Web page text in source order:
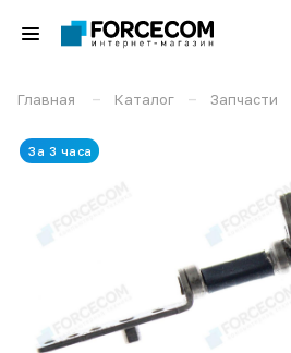
Главная – Каталог – Запчасти
За 3 часа